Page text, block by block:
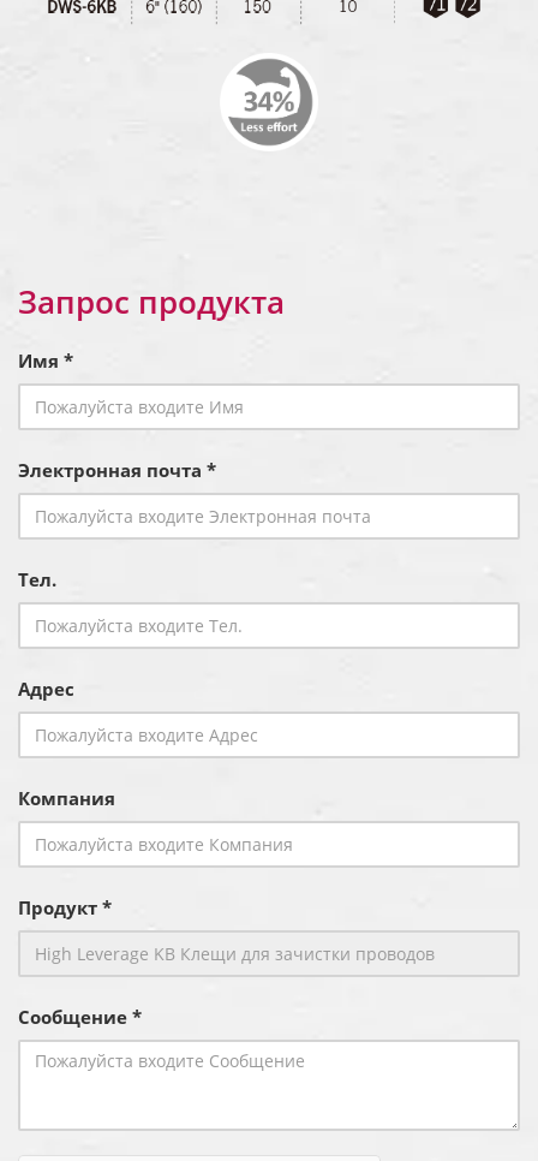
Запрос продукта
Имя *
Электронная почта *
Тел.
Адрес
Компания
Продукт *
Сообщение *